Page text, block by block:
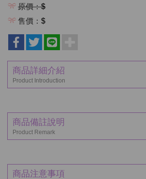
原價：$
售價：$
商品詳細介紹
Product Introduction
商品備註說明
Product Remark
商品注意事項